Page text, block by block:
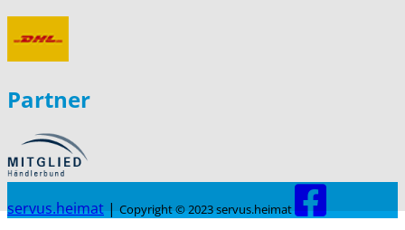
Partner
servus.heimat | Copyright © 2023 servus.heimat